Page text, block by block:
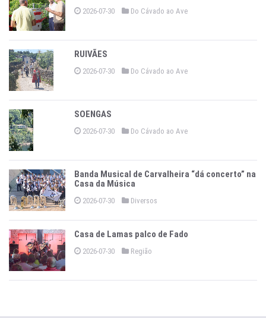
2026-07-30 Do Cávado ao Ave
RUIVÃES
2026-07-30 Do Cávado ao Ave
SOENGAS
2026-07-30 Do Cávado ao Ave
Banda Musical de Carvalheira “dá concerto” na
Casa da Música
2026-07-30 Diversos
Casa de Lamas palco de Fado
2026-07-30 Região